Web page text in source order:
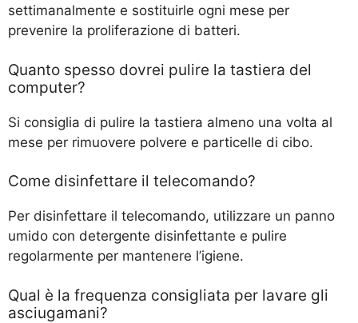
settimanalmente e sostituirle ogni mese per
prevenire la proliferazione di batteri.
Quanto spesso dovrei pulire la tastiera del
computer?
Si consiglia di pulire la tastiera almeno una volta al
mese per rimuovere polvere e particelle di cibo.
Come disinfettare il telecomando?
Per disinfettare il telecomando, utilizzare un panno
umido con detergente disinfettante e pulire
regolarmente per mantenere l’igiene.
Qual è la frequenza consigliata per lavare gli
asciugamani?